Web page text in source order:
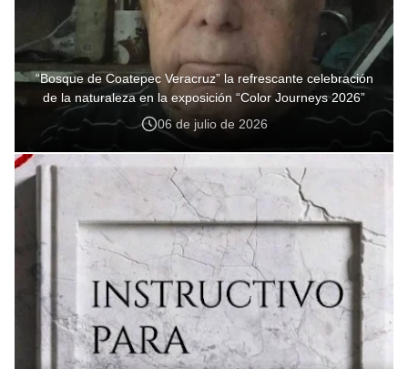
“Bosque de Coatepec Veracruz” la refrescante celebración
de la naturaleza en la exposición “Color Journeys 2026”
06 de julio de 2026